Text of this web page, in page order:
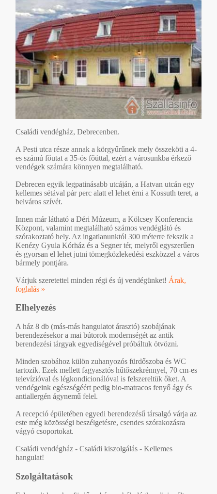
Családi vendégház, Debrecenben.
A Pesti utca része annak a körgyűrűnek mely összeköti a 4-
es számú főutat a 35-ös főúttal, ezért a városunkba érkező
vendégek számára könnyen megtalálható.
Debrecen egyik legpatinásabb utcáján, a Hatvan utcán egy
kellemes sétával pár perc alatt el lehet érni a Kossuth teret, a
belváros szívét.
Innen már látható a Déri Múzeum, a Kölcsey Konferencia
Központ, valamint megtalálható számos vendéglátó és
szórakoztató hely. Az ingatlanunktól 300 méterre fekszik a
Kenézy Gyula Kórház és a Segner tér, melyről egyszerűen
és gyorsan el lehet jutni tömegközlekedési eszközzel a város
bármely pontjára.
Várjuk szeretettel minden régi és új vendégünket! Árak,
foglalás »
Elhelyezés
A ház 8 db (más-más hangulatot árasztó) szobájának
berendezésekor a mai bútorok modernségét az antik
berendezési tárgyak egyediségével próbáltuk ötvözni.
Minden szobához külön zuhanyozós fürdőszoba és WC
tartozik. Ezek mellett fagyasztós hűtőszekrénnyel, 70 cm-es
televízióval és légkondicionálóval is felszereltük őket. A
vendégeink egészségéért pedig bio-matracos fenyő ágy és
antiallergén ágynemű felel.
A recepció épületében egyedi berendezésű társalgó várja az
este még közösségi beszélgetésre, csendes szórakozásra
vágyó csoportokat.
Családi vendégház - Családi kiszolgálás - Kellemes
hangulat!
Szolgáltatások